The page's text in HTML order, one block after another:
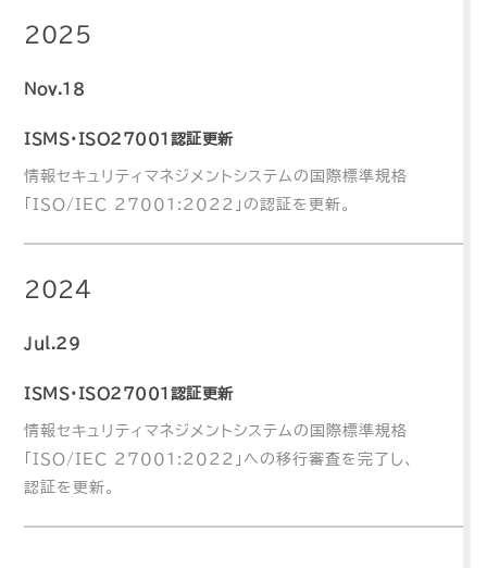
2025
Nov.18
ISMS・ISO27001認証更新
情報セキュリティマネジメントシステムの国際標準規格
「ISO/IEC 27001:2022」の認証を更新。
2024
Jul.29
ISMS・ISO27001認証更新
情報セキュリティマネジメントシステムの国際標準規格
「ISO/IEC 27001:2022」への移行審査を完了し、
認証を更新。